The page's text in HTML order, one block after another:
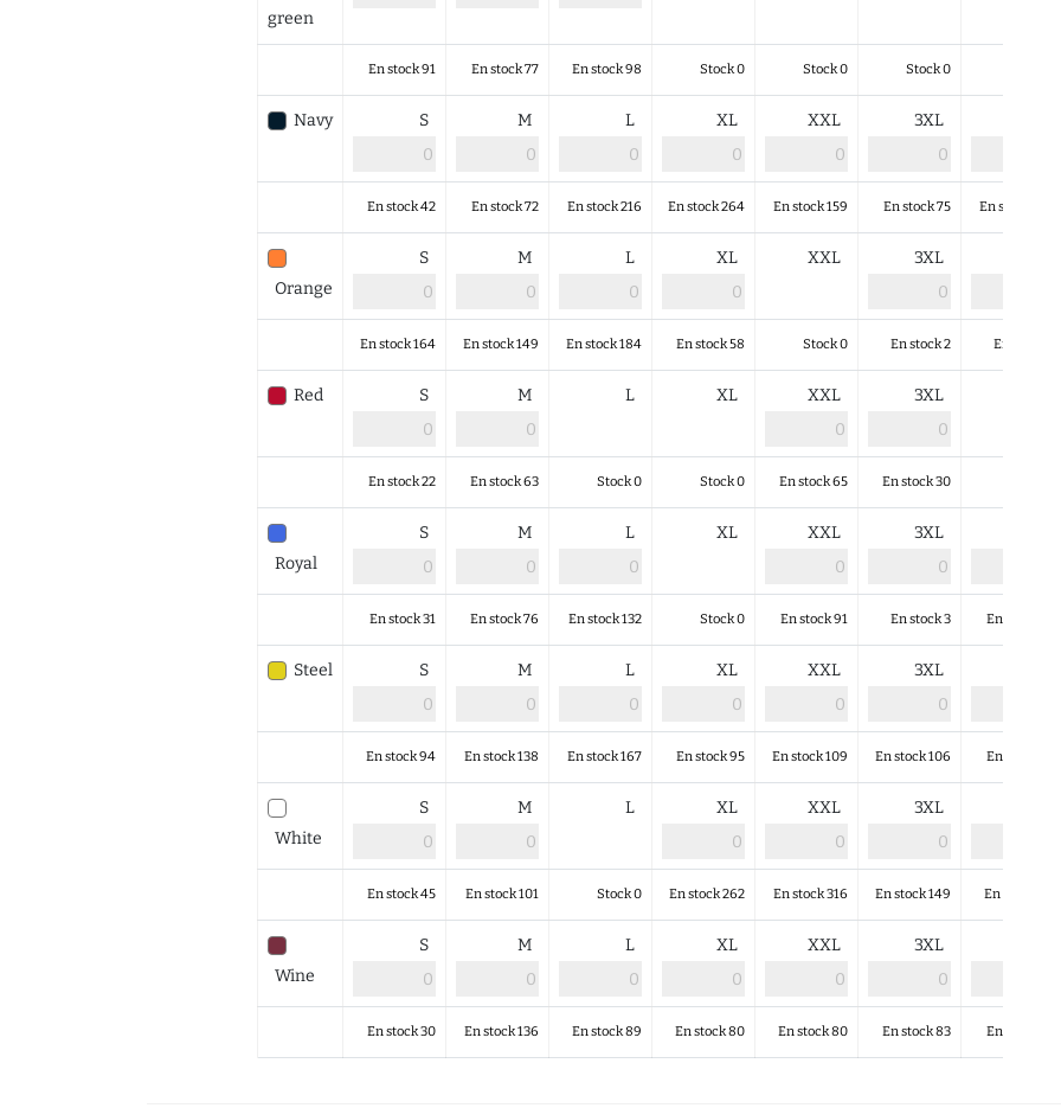
green
En stock 91 En stock 77 En stock 98 Stock 0 Stock 0 Stock 0
Navy S M L XL XXL 3XL
En stock 42 En stock 72 En stock 216 En stock 264 En stock 159 En stock 75 En stock 102
Orange
S M L XL XXL 3XL
En stock 164 En stock 149 En stock 184 En stock 58 Stock 0 En stock 2 En stock 2
Red S M L XL XXL 3XL
En stock 22 En stock 63 Stock 0 Stock 0 En stock 65 En stock 30
Royal
S M L XL XXL 3XL
En stock 31 En stock 76 En stock 132 Stock 0 En stock 91 En stock 3 En stock 41
Steel S M L XL XXL 3XL
En stock 94 En stock 138 En stock 167 En stock 95 En stock 109 En stock 106 En stock 57
White
S M L XL XXL 3XL
En stock 45 En stock 101 Stock 0 En stock 262 En stock 316 En stock 149 En stock 84
Wine
S M L XL XXL 3XL
En stock 30 En stock 136 En stock 89 En stock 80 En stock 80 En stock 83 En stock 19